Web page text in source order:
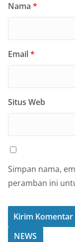
Nama *
Email*
Situs Web
Simpan nama,
peramban ini
NEWS